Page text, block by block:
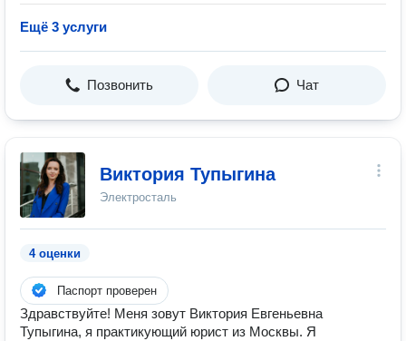
Ещё 3 услуги
Позвонить Чат
Виктория Тупыгина
Электросталь
4 оценки
Паспорт проверен
Здравствуйте! Меня зовут Виктория Евгеньевна
Тупыгина, я практикующий юрист из Москвы. Я